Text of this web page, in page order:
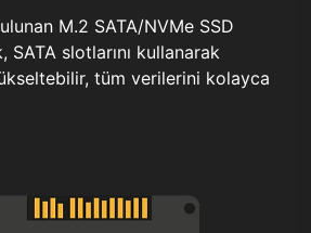
M.2 SATA/NVMe SSD
slotlarını kullanarak
tüm verilerini kolayca